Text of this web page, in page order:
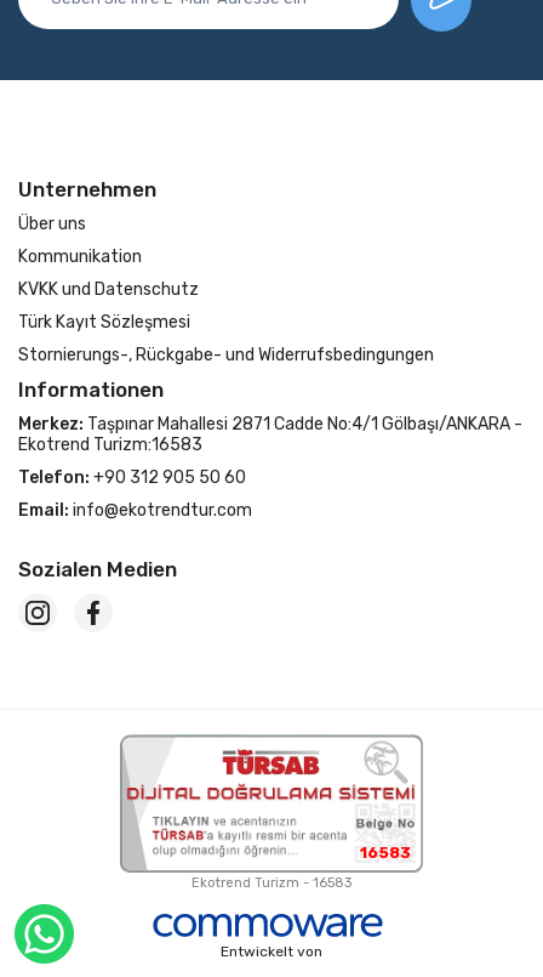
Unternehmen
Über uns
Kommunikation
KVKK und Datenschutz
Türk Kayıt Sözleşmesi
Stornierungs-, Rückgabe- und Widerrufsbedingungen
Informationen
Merkez: Taşpınar Mahallesi 2871 Cadde No:4/1 Gölbaşı/ANKARA -
Ekotrend Turizm:16583
Telefon: +90 312 905 50 60
Email: info@ekotrendtur.com
Sozialen Medien
16583
Ekotrend Turizm - 16583
Entwickelt von